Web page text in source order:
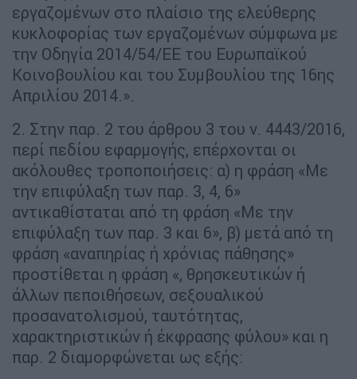
εργαζομένων στο πλαίσιο της ελεύθερης
κυκλοφορίας των εργαζομένων σύμφωνα με
την Οδηγία 2014/54/ΕΕ του Ευρωπαϊκού
Κοινοβουλίου και του Συμβουλίου της 16ης
Απριλίου 2014.».
2. Στην παρ. 2 του άρθρου 3 του ν. 4443/2016,
περί πεδίου εφαρμογής, επέρχονται οι
ακόλουθες τροποποιήσεις: α) η φράση «Με
την επιφύλαξη των παρ. 3, 4, 6»
αντικαθίσταται από τη φράση «Με την
επιφύλαξη των παρ. 3 και 6», β) μετά από τη
φράση «αναπηρίας ή χρόνιας πάθησης»
προστίθεται η φράση «, θρησκευτικών ή
άλλων πεποιθήσεων, σεξουαλικού
προσανατολισμού, ταυτότητας,
χαρακτηριστικών ή έκφρασης φύλου» και η
παρ. 2 διαμορφώνεται ως εξής: